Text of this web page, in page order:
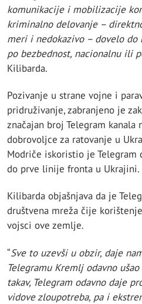
komunikacije i mobilizacije
kriminalno delovanje –
meri i nedokazivo – dovelo
po bezbednost, nacionalnu ili
Kilibarda.
Pozivanje u strane vojne i
pridruživanje, zabranjeno je
značajan broj Telegram kanala
dobrovoljce za ratovanje u
Modriče iskoristio je Telegram
do prve linije fronta u Ukrajini.
Kilibarda objašnjava da je
društvena mreža čije
vojsci ove zemlje.
“Sve to uzevši u obzir, daje
Telegramu Kremlj odavno
takav, Telegram odavno daje
vidove zloupotreba, pa i